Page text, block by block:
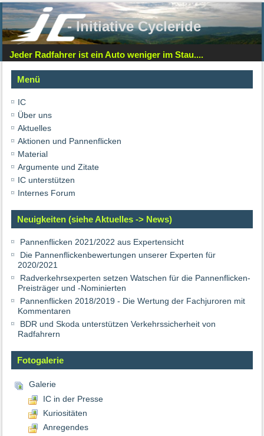
- Initiative Cycleride
Jeder Radfahrer ist ein Auto weniger im Stau....
Menü
IC
Über uns
Aktuelles
Aktionen und Pannenflicken
Material
Argumente und Zitate
IC unterstützen
Internes Forum
Neuigkeiten (siehe Aktuelles -> News)
Pannenflicken 2021/2022 aus Expertensicht
Die Pannenflickenbewertungen unserer Experten für
2020/2021
Radverkehrsexperten setzen Watschen für die Pannenflicken-
Preisträger und -Nominierten
Pannenflicken 2018/2019 - Die Wertung der Fachjuroren mit
Kommentaren
BDR und Skoda unterstützen Verkehrssicherheit von
Radfahrern
Fotogalerie
Galerie
IC in der Presse
Kuriositäten
Anregendes